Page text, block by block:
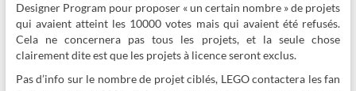
Designer Program pour proposer « un certain nombre » de projets
qui avaient atteint les 10000 votes mais qui avaient été refusés.
Cela ne concernera pas tous les projets, et la seule chose
clairement dite est que les projets à licence seront exclus.
Pas d’info sur le nombre de projet ciblés, LEGO contactera les fan